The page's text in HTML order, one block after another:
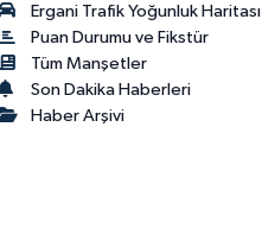
Ergani Trafik Yoğunluk Haritası
Puan Durumu ve Fikstür
Tüm Manşetler
Son Dakika Haberleri
Haber Arşivi